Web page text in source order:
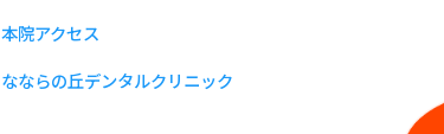
本院アクセス
なならの丘デンタルクリニック